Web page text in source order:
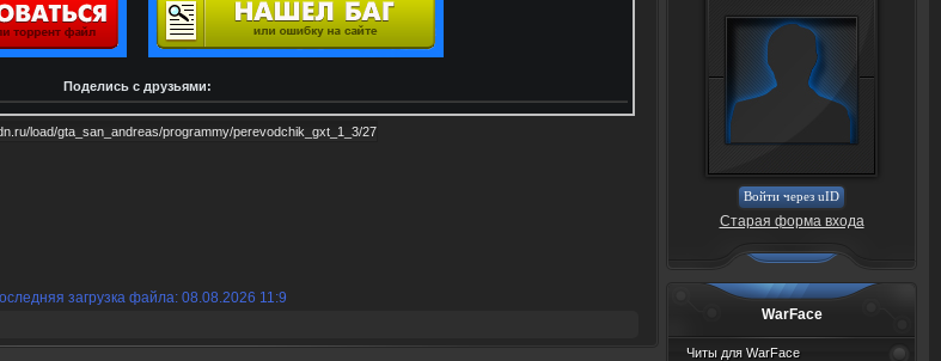
Войти через uID
Старая форма входа
WarFace
Читы для WarFace
Поделись с друзьями:
загрузка файла: 08.08.2026 11:9